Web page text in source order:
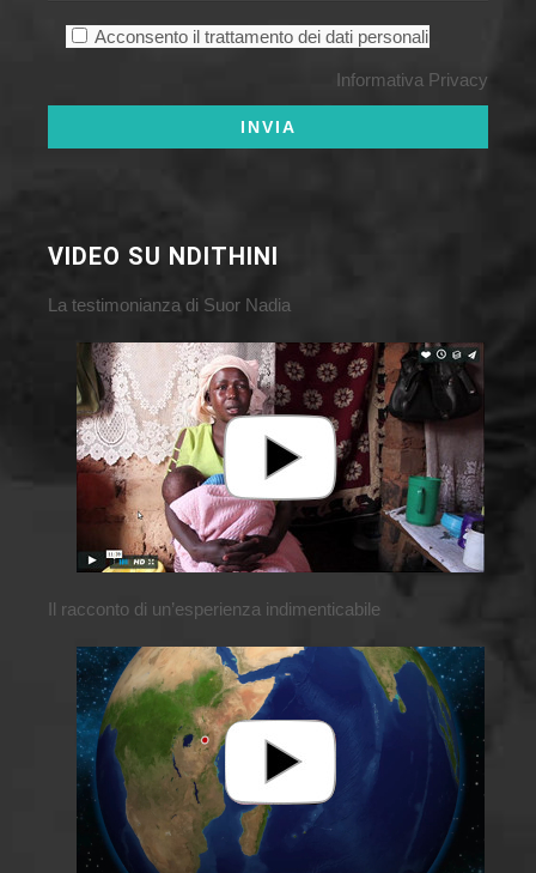
Acconsento il trattamento dei dati personali
Informativa Privacy
VIDEO SU NDITHINI
La testimonianza di Suor Nadia
Il racconto di un’esperienza indimenticabile